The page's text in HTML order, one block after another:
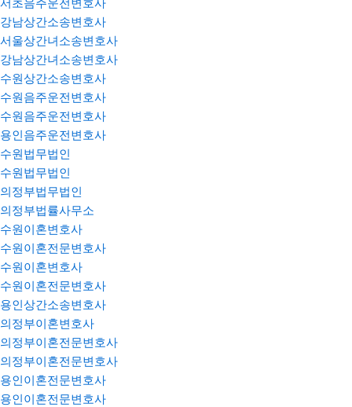
서초음주운전변호사
강남상간소송변호사
서울상간녀소송변호사
강남상간녀소송변호사
수원상간소송변호사
수원음주운전변호사
수원음주운전변호사
용인음주운전변호사
수원법무법인
수원법무법인
의정부법무법인
의정부법률사무소
수원이혼변호사
수원이혼전문변호사
수원이혼변호사
수원이혼전문변호사
용인상간소송변호사
의정부이혼변호사
의정부이혼전문변호사
의정부이혼전문변호사
용인이혼전문변호사
용인이혼전문변호사